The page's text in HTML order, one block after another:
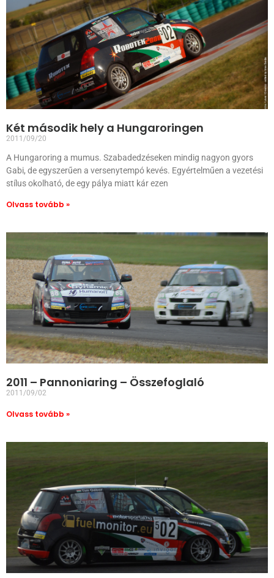
Két második hely a Hungaroringen
2011/09/20
A Hungaroring a mumus. Szabadedzéseken mindig nagyon gyors
Gabi, de egyszerűen a versenytempó kevés. Egyértelműen a vezetési
stílus okolható, de egy pálya miatt kár ezen
Olvass tovább »
2011 – Pannoniaring – Összefoglaló
2011/09/02
Olvass tovább »